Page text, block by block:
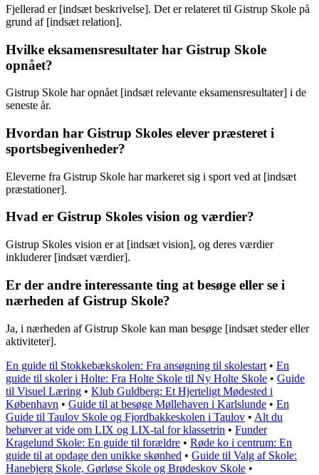
Fjellerad er [indsæt beskrivelse]. Det er relateret til Gistrup Skole på
grund af [indsæt relation].
Hvilke eksamensresultater har Gistrup Skole
opnået?
Gistrup Skole har opnået [indsæt relevante eksamensresultater] i de
seneste år.
Hvordan har Gistrup Skoles elever præsteret i
sportsbegivenheder?
Eleverne fra Gistrup Skole har markeret sig i sport ved at [indsæt
præstationer].
Hvad er Gistrup Skoles vision og værdier?
Gistrup Skoles vision er at [indsæt vision], og deres værdier
inkluderer [indsæt værdier].
Er der andre interessante ting at besøge eller se i
nærheden af Gistrup Skole?
Ja, i nærheden af Gistrup Skole kan man besøge [indsæt steder eller
aktiviteter].
En guide til Stokkebækskolen: Fra ansøgning til skolestart • En
guide til skoler i Holte: Fra Holte Skole til Ny Holte Skole • Guide
til Visuel Læring • Klub Guldberg: Et Hjerteligt Mødested i
København • Guide til at besøge Møllehaven i Karlslunde • En
Guide til Taulov Skole og Fjordbakkeskolen i Taulov • Alt du
behøver at vide om LIX og LIX-tal for klassetrin • Funder
Kragelund Skole: En guide til forældre • Røde ko i centrum: En
guide til at opdage den unikke skønhed • Guide til Valg af Skole:
Hanebjerg Skole, Gørløse Skole og Brødeskov Skole •